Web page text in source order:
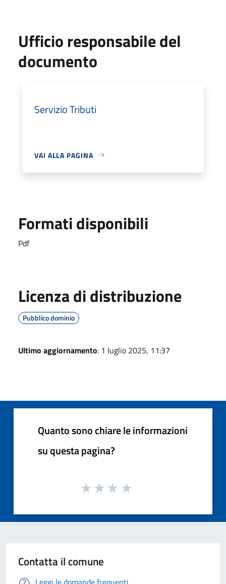
Ufficio responsabile del
documento
Servizio Tributi
VAI ALLA PAGINA
Formati disponibili
Pdf
Licenza di distribuzione
Pubblico dominio
Ultimo aggiornamento: 1 luglio 2025, 11:37
Quanto sono chiare le informazioni
su questa pagina?
Contatta il comune